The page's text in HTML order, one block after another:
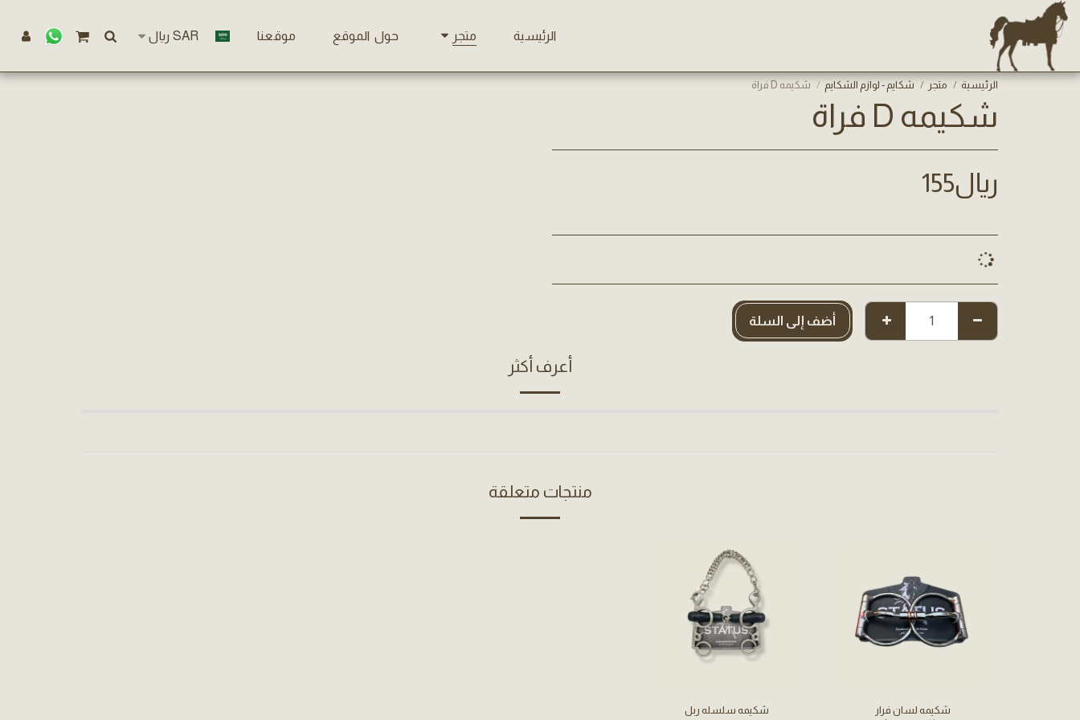
الرئيسية متجر حول الموقع موقعنا SAR ﷼
الرئيسية متجر شكايم - لوازم الشكايم شكيمه D فراة
شكيمه D فراة
﷼155
أضف إلى السلة
أعرف أكثر
منتجات متعلقة
شكيمه لسان فرار شكيمه سلسله ربل